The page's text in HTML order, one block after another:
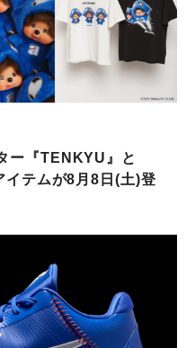
ー『TENKYU』と
テムが8月8日(土)登